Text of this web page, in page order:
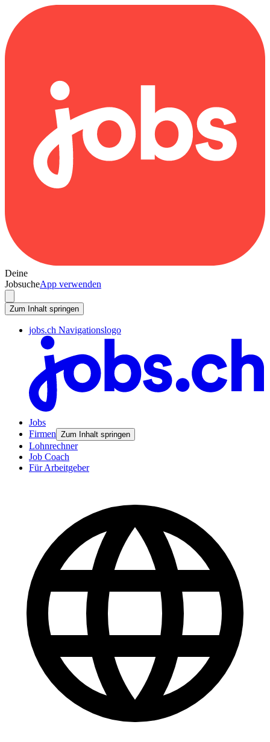
Deine
JobsucheApp verwenden
Zum Inhalt springen
jobs.ch Navigationslogo
Jobs
Firmen Zum Inhalt springen
Lohnrechner
Job Coach
Für Arbeitgeber